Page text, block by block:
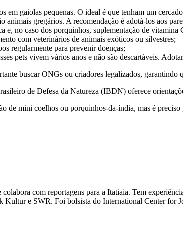
em gaiolas pequenas. O ideal é que tenham um
animais gregários. A recomendação é adotá-los aos
e, no caso dos porquinhos, suplementação de vitamina
com veterinários de animais exóticos ou silvestres;
regularmente para prevenir doenças;
pets vivem vários anos e não são descartáveis.
buscar ONGs ou criadores legalizados, garantindo
de Defesa da Natureza (IBDN) oferece
de mini coelhos ou porquinhos-da-índia, mas é
com reportagens para a Itatiaia. Tem
Kultur e SWR. Foi bolsista do International Center for